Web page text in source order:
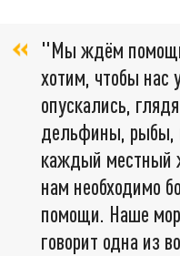
"Мы ждём
хотим, чтобы нас
опускались,
дельфины, рыбы,
каждый местный
нам необходимо
помощи. Наше
говорит одна из